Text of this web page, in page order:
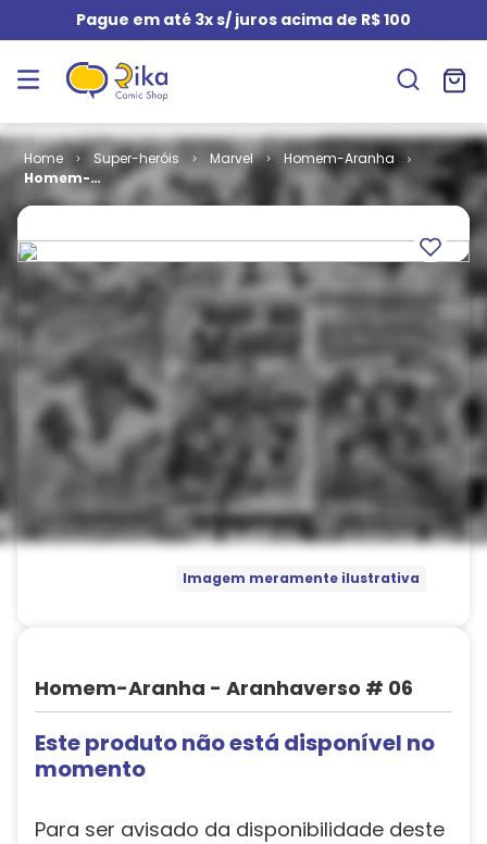
Pague em até 3x s/ juros acima de R$ 100
Super-heróis Marvel
Homem-Aranha
Homem-
Aranha -
# 06
Imagem meramente ilustrativa
Homem-Aranha - Aranhaverso # 06
Este produto não está disponível no
momento
Para ser avisado da disponibilidade deste